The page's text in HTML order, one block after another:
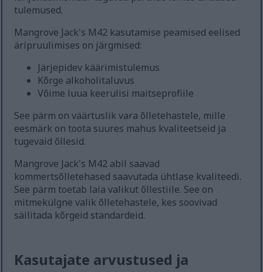
tulemused.
Mangrove Jack's M42 kasutamise peamised eelised
äripruulimises on järgmised:
Järjepidev käärimistulemus
Kõrge alkoholitaluvus
Võime luua keerulisi maitseprofiile
See pärm on väärtuslik vara õlletehastele, mille
eesmärk on toota suures mahus kvaliteetseid ja
tugevaid õllesid.
Mangrove Jack's M42 abil saavad
kommertsõlletehased saavutada ühtlase kvaliteedi.
See pärm toetab laia valikut õllestiile. See on
mitmekülgne valik õlletehastele, kes soovivad
säilitada kõrgeid standardeid.
Kasutajate arvustused ja